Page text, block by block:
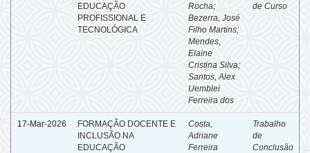
EDUCAÇÃO
PROFISSIONAL E
TECNOLÓGICA
Rocha;
Bezerra, José
Filho Martins;
Mendes,
Elaine
Cristina Silva;
Santos, Alex
Uemblei
Ferreira dos
de Curso
17-Mar-2026
FORMAÇÃO DOCENTE E
INCLUSÃO NA
EDUCAÇÃO
Costa,
Adriane
Ferreira
Trabalho
de
Conclusão